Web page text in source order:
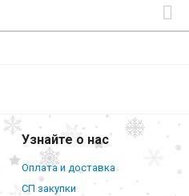
Узнайте о нас
Оплата и доставка
СП закупки